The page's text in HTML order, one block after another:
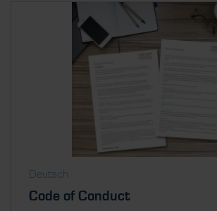
Deutsch
Code of Conduct